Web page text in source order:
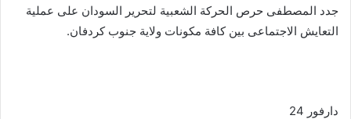
جدد المصطفى حرص الحركة الشعبية لتحرير السودان على عملية
التعايش الاجتماعى بين كافة مكونات ولاية جنوب كردفان.
دارفور 24